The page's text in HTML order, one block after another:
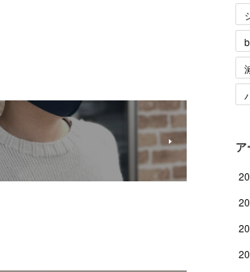
ア